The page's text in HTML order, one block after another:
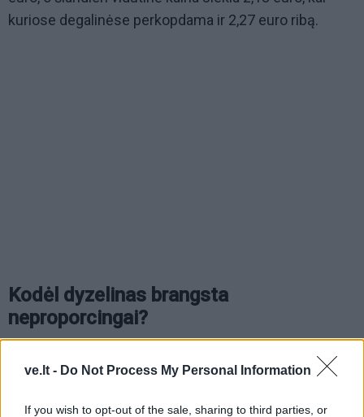
ve.lt - Do Not Process My Personal Information
If you wish to opt-out of the sale, sharing to third parties, or
kuriose degalinėse perkopdama ir 2,27 euro ribą.
Kodėl dyzelinas brangsta
neproporcingai?
brangimo tendencijas, dyzelino šuolis yra gerokai
skausmingesnis.